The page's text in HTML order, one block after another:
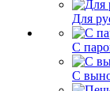
Для
С
С